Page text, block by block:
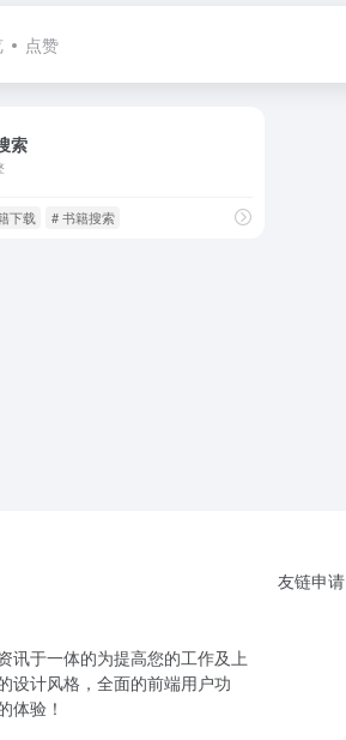
点赞
索
下载 # 书籍搜索
讯于一体的为提高您的工作及上
设计风格，全面的前端用户功
体验！
友链申请